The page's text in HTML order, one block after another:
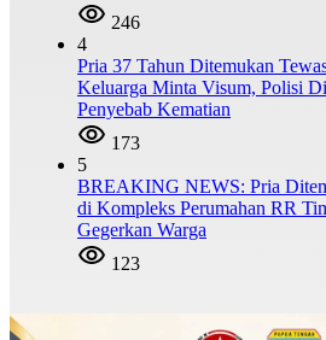
246
4
Pria 37 Tahun Ditemukan
Keluarga Minta Visum, Polisi
Penyebab Kematian
173
5
BREAKING NEWS: Pria
di Kompleks Perumahan RR
Gegerkan Warga
123